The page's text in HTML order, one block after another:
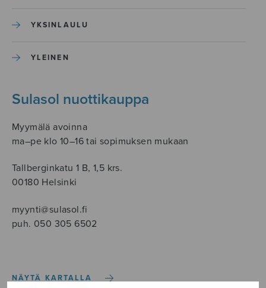
YKSINLAULU
YLEINEN
Sulasol nuottikauppa
Myymälä avoinna
ma–pe klo 10–16 tai sopimuksen mukaan
Tallberginkatu 1 B, 1,5 krs.
00180 Helsinki
myynti@sulasol.fi
puh. 050 305 6502
NÄYTÄ KARTALLA